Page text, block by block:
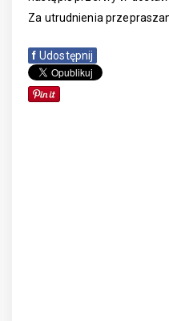
Za utrudnienia
f Udostępnij